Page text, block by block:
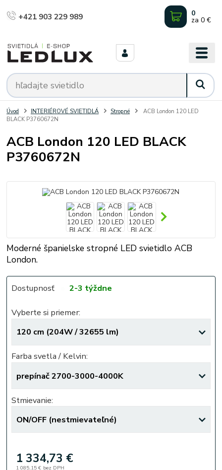
+421 903 229 989 0
za 0 €
Úvod INTERIÉROVÉ SVIETIDLÁ Stropné
ACB London 120 LED
BLACK P3760672N
ACB London 120 LED BLACK
P3760672N
Moderné španielske stropné LED svietidlo ACB
London.
Dostupnosť 2-3 týždne
Vyberte si priemer:
Farba svetla / Kelvin:
Stmievanie:
1 334,73 €
1 085,15 € bez DPH